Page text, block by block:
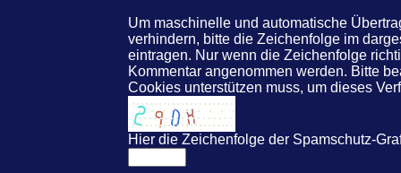
Um maschinelle und automatische
verhindern, bitte die Zeichenfolge im
eintragen. Nur wenn die Zeichenfolge
Kommentar angenommen werden. Bitte
Cookies unterstützen muss, um dieses
Hier die Zeichenfolge der Spamschutz-